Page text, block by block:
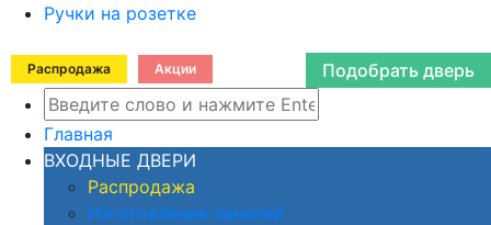
Ручки на розетке
Распродажа Акции Подобрать дверь
Главная
ВХОДНЫЕ ДВЕРИ
Распродажа
Изготовление панелей